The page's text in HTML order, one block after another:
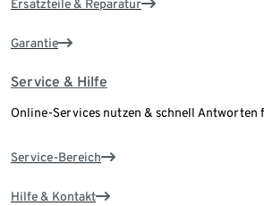
Ersatzteile & Reparatur
Garantie
Service & Hilfe
Online-Services nutzen & schnell Antworten
Service-Bereich
Hilfe & Kontakt